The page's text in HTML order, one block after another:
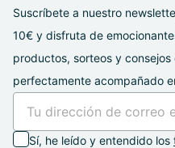
Suscríbete a nuestro
10€ y disfruta de
productos, sorteos y consejos
perfectamente acompañado
Sí, he leído y entendido los